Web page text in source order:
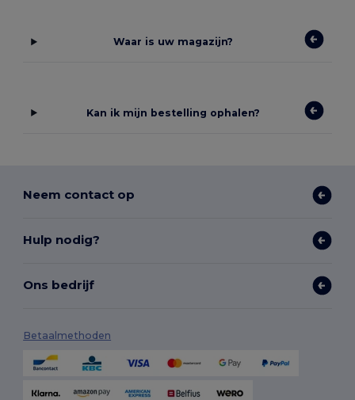
Waar is uw magazijn?
Kan ik mijn bestelling ophalen?
Neem contact op
Hulp nodig?
Ons bedrijf
Betaalmethoden